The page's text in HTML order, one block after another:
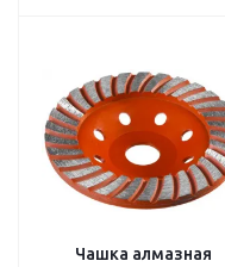
Чашка алмазная